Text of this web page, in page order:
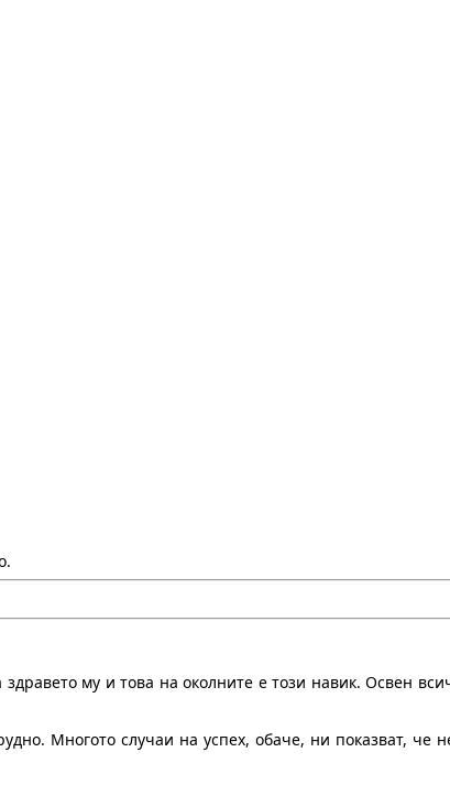
му и това на околните е този навик. Освен
Многото случаи на успех, обаче, ни показват,